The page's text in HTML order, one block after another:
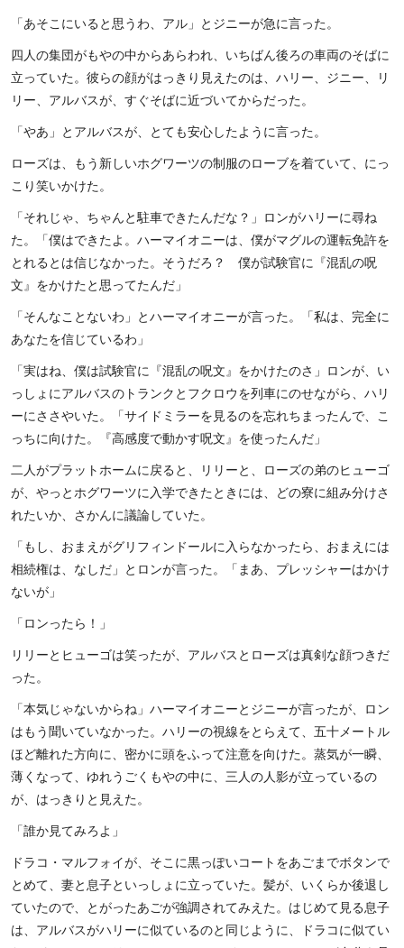
「あそこにいると思うわ、アル」とジニーが急に言った。
四人の集団がもやの中からあらわれ、いちばん後ろの車両のそばに
立っていた。彼らの顔がはっきり見えたのは、ハリー、ジニー、リ
リー、アルバスが、すぐそばに近づいてからだった。
「やあ」とアルバスが、とても安心したように言った。
ローズは、もう新しいホグワーツの制服のローブを着ていて、にっ
こり笑いかけた。
「それじゃ、ちゃんと駐車できたんだな？」ロンがハリーに尋ね
た。「僕はできたよ。ハーマイオニーは、僕がマグルの運転免許を
とれるとは信じなかった。そうだろ？ 僕が試験官に『混乱の呪
文』をかけたと思ってたんだ」
「そんなことないわ」とハーマイオニーが言った。「私は、完全に
あなたを信じているわ」
「実はね、僕は試験官に『混乱の呪文』をかけたのさ」ロンが、い
っしょにアルバスのトランクとフクロウを列車にのせながら、ハリ
ーにささやいた。「サイドミラーを見るのを忘れちまったんで、こ
っちに向けた。『高感度で動かす呪文』を使ったんだ」
二人がプラットホームに戻ると、リリーと、ローズの弟のヒューゴ
が、やっとホグワーツに入学できたときには、どの寮に組み分けさ
れたいか、さかんに議論していた。
「もし、おまえがグリフィンドールに入らなかったら、おまえには
相続権は、なしだ」とロンが言った。「まあ、プレッシャーはかけ
ないが」
「ロンったら！」
リリーとヒューゴは笑ったが、アルバスとローズは真剣な顔つきだ
った。
「本気じゃないからね」ハーマイオニーとジニーが言ったが、ロン
はもう聞いていなかった。ハリーの視線をとらえて、五十メートル
ほど離れた方向に、密かに頭をふって注意を向けた。蒸気が一瞬、
薄くなって、ゆれうごくもやの中に、三人の人影が立っているの
が、はっきりと見えた。
「誰か見てみろよ」
ドラコ・マルフォイが、そこに黒っぽいコートをあごまでボタンで
とめて、妻と息子といっしょに立っていた。髪が、いくらか後退し
ていたので、とがったあごが強調されてみえた。はじめて見る息子
は、アルバスがハリーに似ているのと同じように、ドラコに似てい